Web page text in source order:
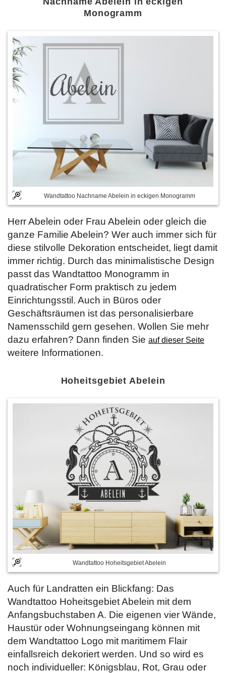
Monogramm
Wandtattoo Nachname Abelein in eckigen Monogramm
Herr Abelein oder Frau Abelein oder gleich die
ganze Familie Abelein? Wer auch immer sich für
diese stilvolle Dekoration entscheidet, liegt damit
immer richtig. Durch das minimalistische Design
passt das Wandtattoo Monogramm in
quadratischer Form praktisch zu jedem
Einrichtungsstil. Auch in Büros oder
Geschäftsräumen ist das personalisierbare
Namensschild gern gesehen. Wollen Sie mehr
dazu erfahren? Dann finden Sie auf dieser Seite
weitere Informationen.
Hoheitsgebiet Abelein
Wandtattoo Hoheitsgebiet Abelein
Auch für Landratten ein Blickfang: Das
Wandtattoo Hoheitsgebiet Abelein mit dem
Anfangsbuchstaben A. Die eigenen vier Wände,
Haustür oder Wohnungseingang können mit
dem Wandtattoo Logo mit maritimem Flair
einfallsreich dekoriert werden. Und so wird es
noch individueller: Königsblau, Rot, Grau oder